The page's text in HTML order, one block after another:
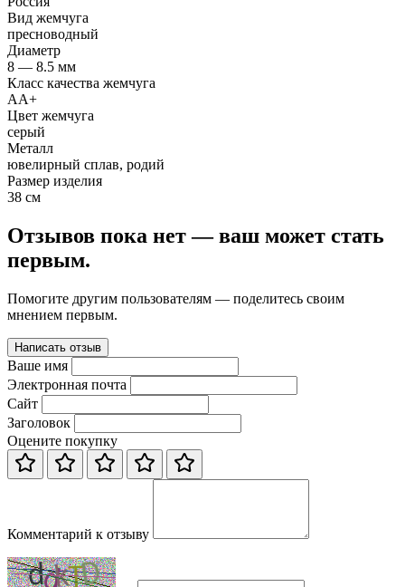
Вид жемчуга
пресноводный
Диаметр
8 — 8.5 мм
Класс качества жемчуга
АА+
Цвет жемчуга
серый
Металл
ювелирный сплав, родий
Размер изделия
38 см
Отзывов пока нет — ваш может стать
первым.
Помогите другим пользователям — поделитесь своим
мнением первым.
Написать отзыв
Ваше имя
Электронная почта
Сайт
Заголовок
Оцените покупку
Комментарий к отзыву